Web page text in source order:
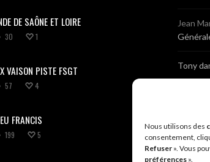
Nous utilisons des
consentement,
Refuser ». Vous
préférences ».
DE SAÔNE ET LOIRE
30 1
VAISON PISTE FSGT
57 4
FRANCIS
199 5
Jean
Tony
Breniaux